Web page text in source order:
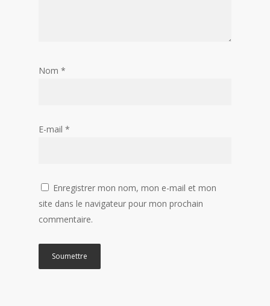
Nom *
E-mail *
Enregistrer mon nom, mon e-mail et mon
site dans le navigateur pour mon prochain
commentaire.